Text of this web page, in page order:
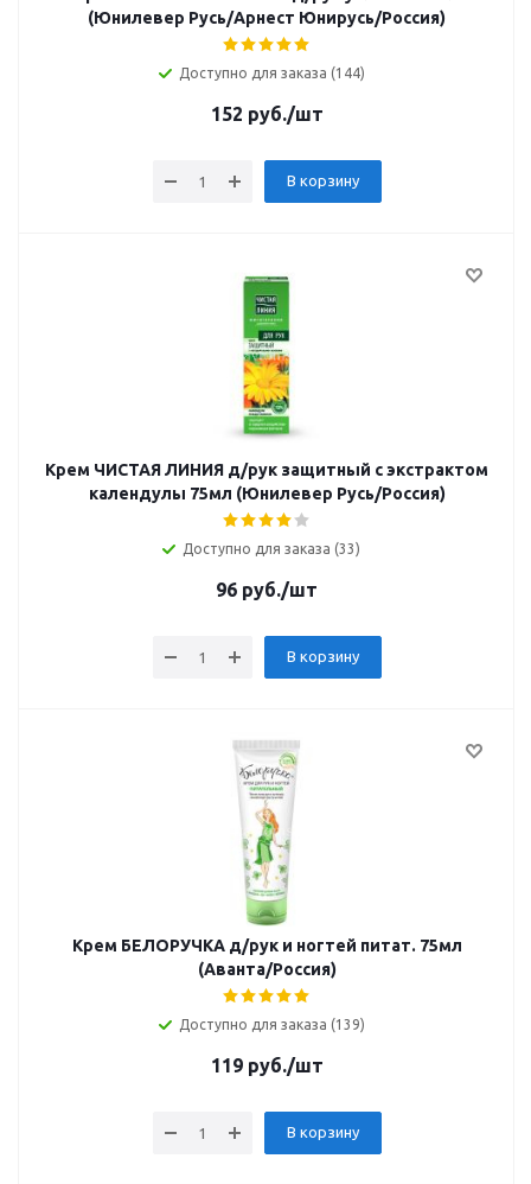
(Юнилевер Русь/Арнест Юнирусь/Россия)
Доступно для заказа (144)
152 руб./шт
В корзину
Крем ЧИСТАЯ ЛИНИЯ д/рук защитный с экстрактом
календулы 75мл (Юнилевер Русь/Россия)
Доступно для заказа (33)
96 руб./шт
В корзину
Крем БЕЛОРУЧКА д/рук и ногтей питат. 75мл
(Аванта/Россия)
Доступно для заказа (139)
119руб./шт
В корзину